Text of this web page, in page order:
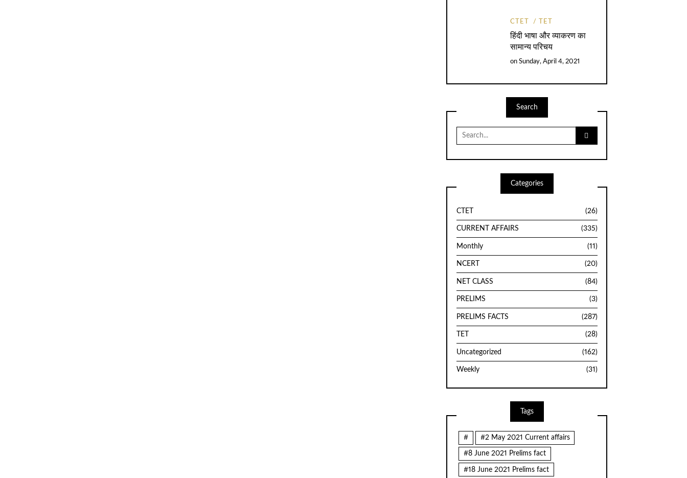
CTET TET
हिंदी भाषा और व्याकरण का
सामान्य परिचय
on Sunday, April 4, 2021
Search
Search
for:
Categories
CTET (26)
CURRENT AFFAIRS (335)
Monthly (11)
NCERT (20)
NET CLASS (84)
PRELIMS (3)
PRELIMS FACTS (287)
TET (28)
Uncategorized (162)
Weekly (31)
Tags
# #2 May 2021 Current affairs
#8 June 2021 Prelims fact
#18 June 2021 Prelims fact